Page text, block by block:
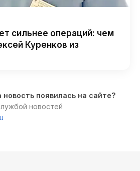
сильнее операций: чем
Куренков из
появилась на сайте?
новостей